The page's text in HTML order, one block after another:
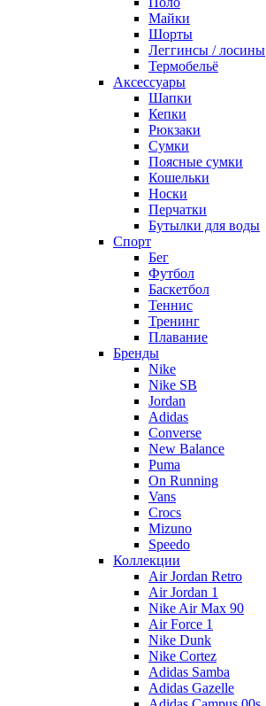
Майки
Шорты
Леггинсы / лосины
Термобельё
Аксессуары
Шапки
Кепки
Рюкзаки
Сумки
Поясные сумки
Кошельки
Носки
Перчатки
Бутылки для воды
Спорт
Бег
Футбол
Баскетбол
Теннис
Тренинг
Плавание
Бренды
Nike
Nike SB
Jordan
Adidas
Converse
New Balance
Puma
On Running
Vans
Crocs
Mizuno
Speedo
Коллекции
Air Jordan Retro
Air Jordan 1
Nike Air Max 90
Air Force 1
Nike Dunk
Nike Cortez
Adidas Samba
Adidas Gazelle